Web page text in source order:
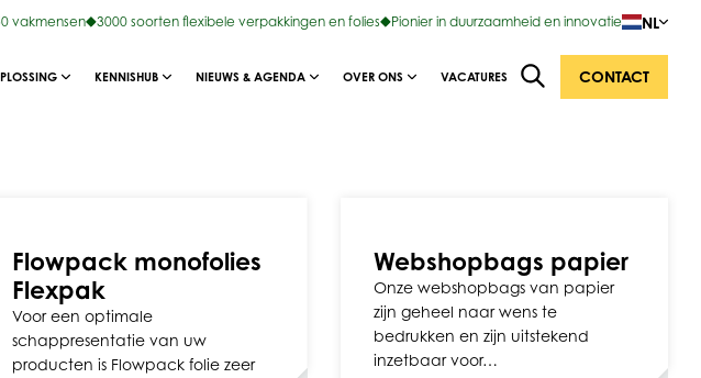
vakmensen 3000 soorten flexibele verpakkingen en folies Pionier in duurzaamheid en innovatie NL
KENNISHUB NIEUWS & AGENDA OVER ONS VACATURES CONTACT
Flowpack monofolies
Flexpak
Voor een optimale
schappresentatie van uw
producten is Flowpack folie zeer
Webshopbags papier
Onze webshopbags van papier
zijn geheel naar wens te
bedrukken en zijn uitstekend
inzetbaar voor…